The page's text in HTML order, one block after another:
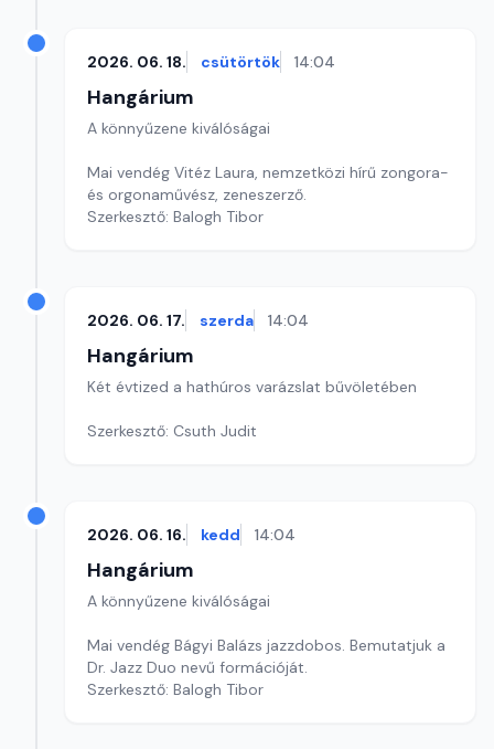
2026. 06. 18. csütörtök 14:04
Hangárium
A könnyűzene kiválóságai
Mai vendég Vitéz Laura, nemzetközi hírű zongora-
és orgonaművész, zeneszerző.
Szerkesztő: Balogh Tibor
2026. 06. 17. szerda 14:04
Hangárium
Két évtized a hathúros varázslat bűvöletében
Szerkesztő: Csuth Judit
2026. 06. 16. kedd 14:04
Hangárium
A könnyűzene kiválóságai
Mai vendég Bágyi Balázs jazzdobos. Bemutatjuk a
Dr. Jazz Duo nevű formációját.
Szerkesztő: Balogh Tibor